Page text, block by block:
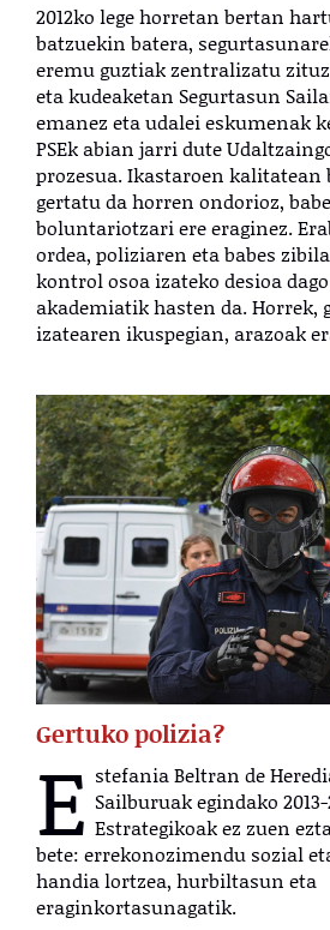
2012ko lege horretan bertan
batzuekin batera,
eremu guztiak zentralizatu
eta kudeaketan Segurtasun
emanez eta udalei eskumenak
PSEk abian jarri dute
prozesua. Ikastaroen kalitatean
gertatu dahorren ondorioz,
boluntariotzari ere eraginez.
ordea, poliziaren eta babes
kontrol osoa izateko desioa
akademiatik hasten da. Horrek,
izatearen ikuspegian, arazoak
Gertuko polizia?
E stefania Beltran de
Sailburuak egindako 2013-
Estrategikoak ez zuen
bete: errekonozimendu sozial
handia lortzea, hurbiltasun eta
eraginkortasunagatik.